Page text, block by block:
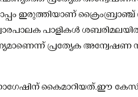
ഇരുത്തിയാണ്
പാളികൾ
പ്രത്യേക അന്വേഷണ
കൈമാറിയത്.ഈ